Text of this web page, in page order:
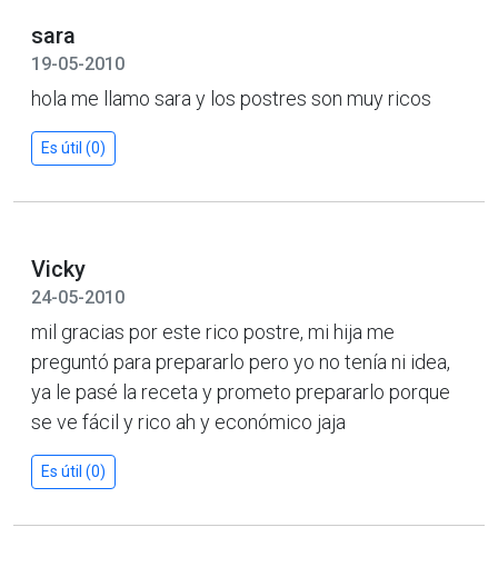
sara
19-05-2010
hola me llamo sara y los postres son muy ricos
Es útil (0)
Vicky
24-05-2010
mil gracias por este rico postre, mi hija me
preguntó para prepararlo pero yo no tenía ni idea,
ya le pasé la receta y prometo prepararlo porque
se ve fácil y rico ah y económico jaja
Es útil (0)